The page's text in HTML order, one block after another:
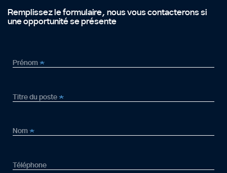
Remplissez le formulaire, nous vous contacterons si
une opportunité se présente
Prénom *
Titre du poste *
Nom *
Téléphone